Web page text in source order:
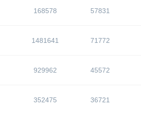
168578 57831
1481641 71772
929962 45572
352475 36721